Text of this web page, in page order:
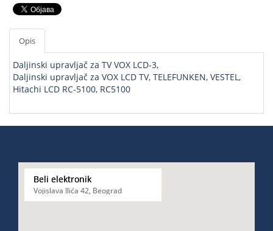
Opis
Daljinski upravljač za TV VOX LCD-3,
Daljinski upravljač za VOX LCD TV, TELEFUNKEN, VESTEL,
Hitachi LCD RC-5100, RC5100
Beli elektronik
Vojislava Ilića 42, Beograd